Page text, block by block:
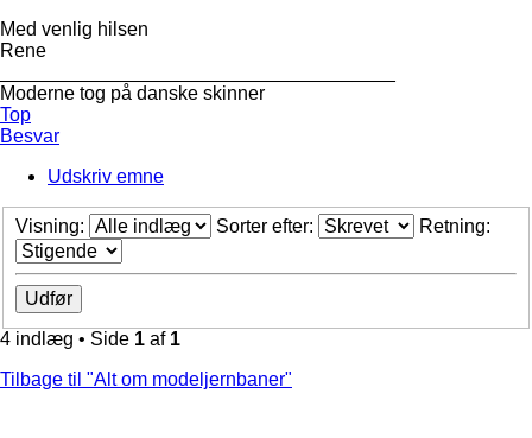
Med venlig hilsen
Rene
Moderne tog på danske skinner
Top
Besvar
Udskriv emne
Visning: Sorter efter: Retning:
4 indlæg • Side 1 af 1
Tilbage til "Alt om modeljernbaner"